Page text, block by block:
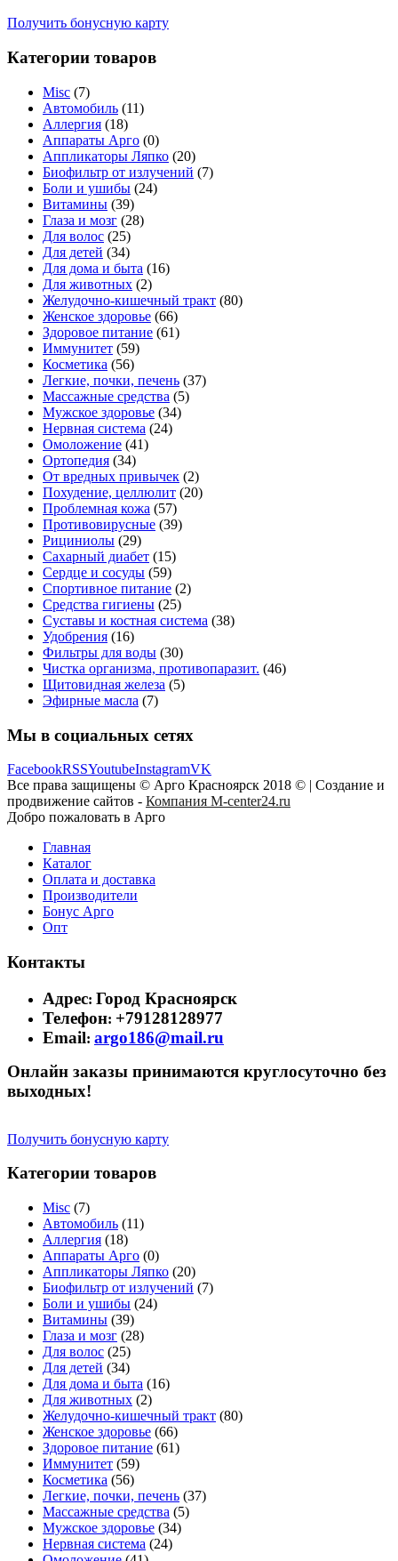
Получить бонусную карту
Категории товаров
Misc (7)
Автомобиль (11)
Аллергия (18)
Аппараты Арго (0)
Аппликаторы Ляпко (20)
Биофильтр от излучений (7)
Боли и ушибы (24)
Витамины (39)
Глаза и мозг (28)
Для волос (25)
Для детей (34)
Для дома и быта (16)
Для животных (2)
Желудочно-кишечный тракт (80)
Женское здоровье (66)
Здоровое питание (61)
Иммунитет (59)
Косметика (56)
Легкие, почки, печень (37)
Массажные средства (5)
Мужское здоровье (34)
Нервная система (24)
Омоложение (41)
Ортопедия (34)
От вредных привычек (2)
Похудение, целлюлит (20)
Проблемная кожа (57)
Противовирусные (39)
Рициниолы (29)
Сахарный диабет (15)
Сердце и сосуды (59)
Спортивное питание (2)
Средства гигиены (25)
Суставы и костная система (38)
Удобрения (16)
Фильтры для воды (30)
Чистка организма, противопаразит. (46)
Щитовидная железа (5)
Эфирные масла (7)
Мы в социальных сетях
FacebookRSSYoutubeInstagramVK
Все права защищены © Арго Красноярск 2018 © | Создание и
продвижение сайтов - Компания M-center24.ru
Добро пожаловать в Арго
Главная
Каталог
Оплата и доставка
Производители
Бонус Арго
Опт
Контакты
Адрес: Город Красноярск
Телефон: +79128128977
Email: argo186@mail.ru
Онлайн заказы принимаются круглосуточно без
выходных!
Получить бонусную карту
Категории товаров
Misc (7)
Автомобиль (11)
Аллергия (18)
Аппараты Арго (0)
Аппликаторы Ляпко (20)
Биофильтр от излучений (7)
Боли и ушибы (24)
Витамины (39)
Глаза и мозг (28)
Для волос (25)
Для детей (34)
Для дома и быта (16)
Для животных (2)
Желудочно-кишечный тракт (80)
Женское здоровье (66)
Здоровое питание (61)
Иммунитет (59)
Косметика (56)
Легкие, почки, печень (37)
Массажные средства (5)
Мужское здоровье (34)
Нервная система (24)